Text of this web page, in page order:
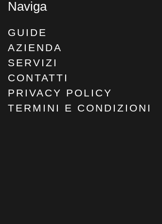
Naviga
GUIDE
AZIENDA
SERVIZI
CONTATTI
PRIVACY POLICY
TERMINI E CONDIZIONI